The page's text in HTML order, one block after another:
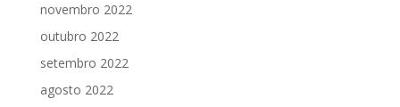
novembro 2022
outubro 2022
setembro 2022
agosto 2022